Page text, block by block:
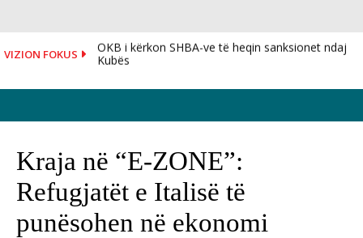
VIZION FOKUS
OKB i kërkon SHBA-ve të heqin sanksionet ndaj
Kubës
Kraja në “E-ZONE”:
Refugjatët e Italisë të
punësohen në ekonomi